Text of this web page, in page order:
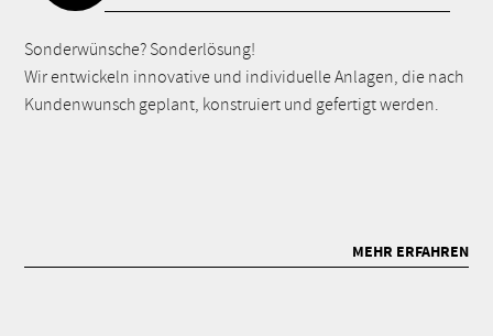
Sonderwünsche? Sonderlösung!
Wir entwickeln innovative und individuelle Anlagen, die nach
Kundenwunsch geplant, konstruiert und gefertigt werden.
MEHR ERFAHREN